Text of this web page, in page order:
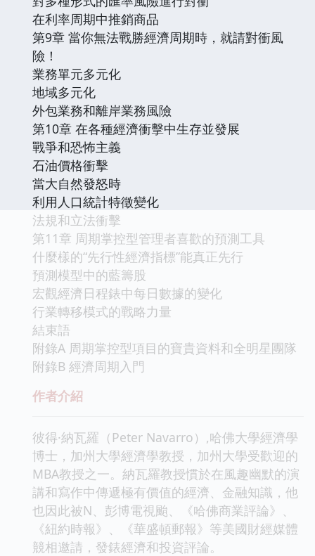
在利率周期中推銷商品
第9章 當你無法戰勝經濟周期時，就請對衝風
險！
業務單元多元化
地域多元化
外包業務和離岸業務風險
第10章 在各種經濟衝擊中生存並發展
戰爭和恐怖主義
石油價格衝擊
當大自然發怒時
利用人口統計特徵變化
法規和立法衝擊
第11章 周期掌控型管理者喜歡的預測工具
什麼樣的“先行性經濟指標”能真正先行
預測模型中的藍籌股
宏觀經濟日程錶中每日數據的變化
行業轉移模式的戰略力量
結束語
附錄A 周期掌控型項目的寶貴資料和全明星團隊
附錄B 經濟周期入門
作者介紹
彼得·納瓦羅（Peter Navarro）,哈佛大學經濟學
博士，加州大學經濟學教授，加州大學受歡迎的
MBA教授之一。納瓦羅教授慣於在風趣幽默的演
講和寫作中傳遞極有價值的經濟、金融知識，他
也因此被N、彭博電視颱、《哈佛商業評論》、
《紐約時報》、《華盛頓郵報》等美國財經媒體
競相邀請，發錶經濟和投資評論。